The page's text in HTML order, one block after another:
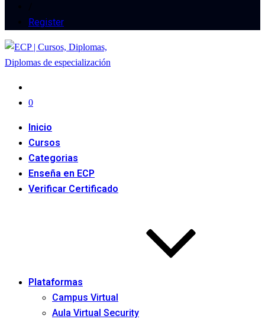
Register
0
Inicio
Cursos
Categorias
Enseña en ECP
Verificar Certificado
Plataformas
Campus Virtual
Aula Virtual Security